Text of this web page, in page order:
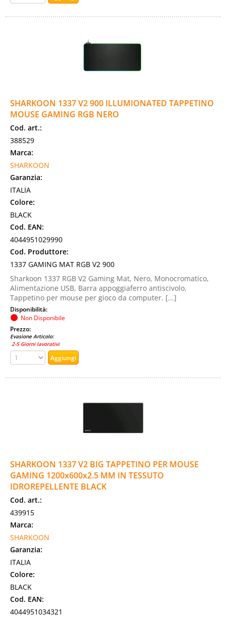
SHARKOON 1337 V2 900 ILLUMIONATED TAPPETINO
MOUSE GAMING RGB NERO
Cod. art.:
388529
Marca:
SHARKOON
Garanzia:
ITALIA
Colore:
BLACK
Cod. EAN:
4044951029990
Cod. Produttore:
1337 GAMING MAT RGB V2 900
Sharkoon 1337 RGB V2 Gaming Mat, Nero, Monocromatico,
Alimentazione USB, Barra appoggiaferro antiscivolo,
Tappetino per mouse per gioco da computer. [...]
Disponibilità:
Non Disponibile
Prezzo:
Evasione Articolo:
2-5 Giorni lavorativi
SHARKOON 1337 V2 BIG TAPPETINO PER MOUSE
GAMING 1200x600x2.5 MM IN TESSUTO
IDROREPELLENTE BLACK
Cod. art.:
439915
Marca:
SHARKOON
Garanzia:
ITALIA
Colore:
BLACK
Cod. EAN:
4044951034321